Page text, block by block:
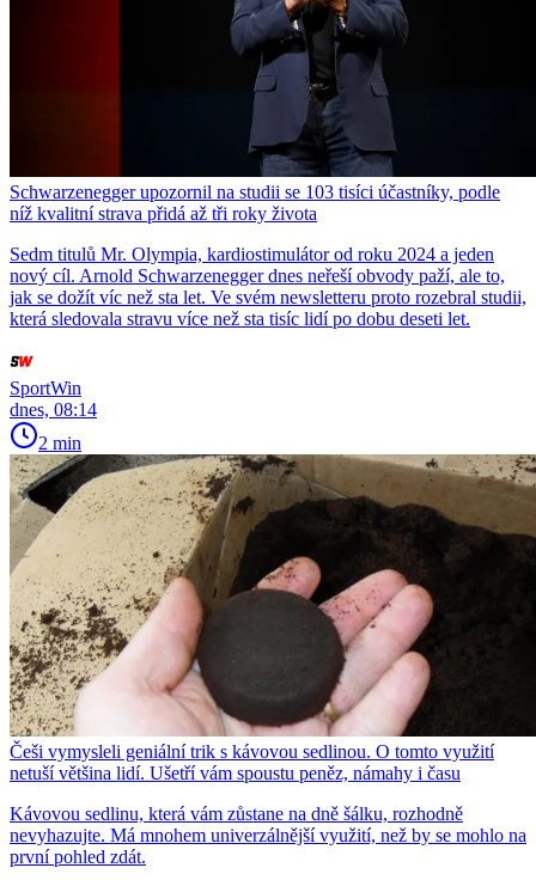
Schwarzenegger upozornil na studii se 103 tisíci účastníky, podle
níž kvalitní strava přidá až tři roky života
Sedm titulů Mr. Olympia, kardiostimulátor od roku 2024 a jeden
nový cíl. Arnold Schwarzenegger dnes neřeší obvody paží, ale to,
jak se dožít víc než sta let. Ve svém newsletteru proto rozebral studii,
která sledovala stravu více než sta tisíc lidí po dobu deseti let.
SportWin
dnes, 08:14
2 min
Češi vymysleli geniální trik s kávovou sedlinou. O tomto využití
netuší většina lidí. Ušetří vám spoustu peněz, námahy i času
Kávovou sedlinu, která vám zůstane na dně šálku, rozhodně
nevyhazujte. Má mnohem univerzálnější využití, než by se mohlo na
první pohled zdát.